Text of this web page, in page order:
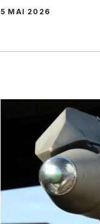
5 MAI 2026